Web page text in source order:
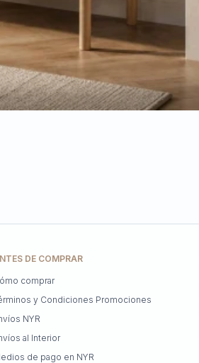
DE COMPRAR
comprar
y Condiciones Promociones
NYR
al Interior
de pago en NYR